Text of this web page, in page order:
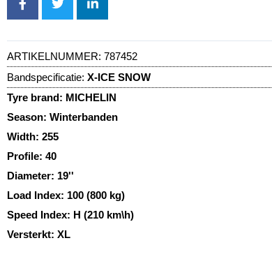
ARTIKELNUMMER: 787452
Bandspecificatie: X-ICE SNOW
Tyre brand: MICHELIN
Season: Winterbanden
Width: 255
Profile: 40
Diameter: 19''
Load Index: 100 (800 kg)
Speed Index: H (210 km\h)
Versterkt: XL